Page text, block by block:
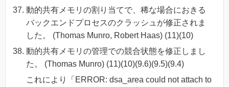
動的共有メモリの割り当てで、稀な場合におきる
バックエンドプロセスのクラッシュが修正されま
した。 (Thomas Munro, Robert Haas) (11)(10)
動的共有メモリの管理での競合状態を修正しまし
た。 (Thomas Munro) (11)(10)(9.6)(9.5)(9.4)
これにより「ERROR: dsa_area could not attach to